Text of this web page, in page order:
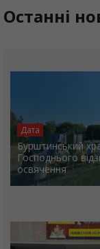
Останні
Дата
Бурштинський
Господнього
освячення